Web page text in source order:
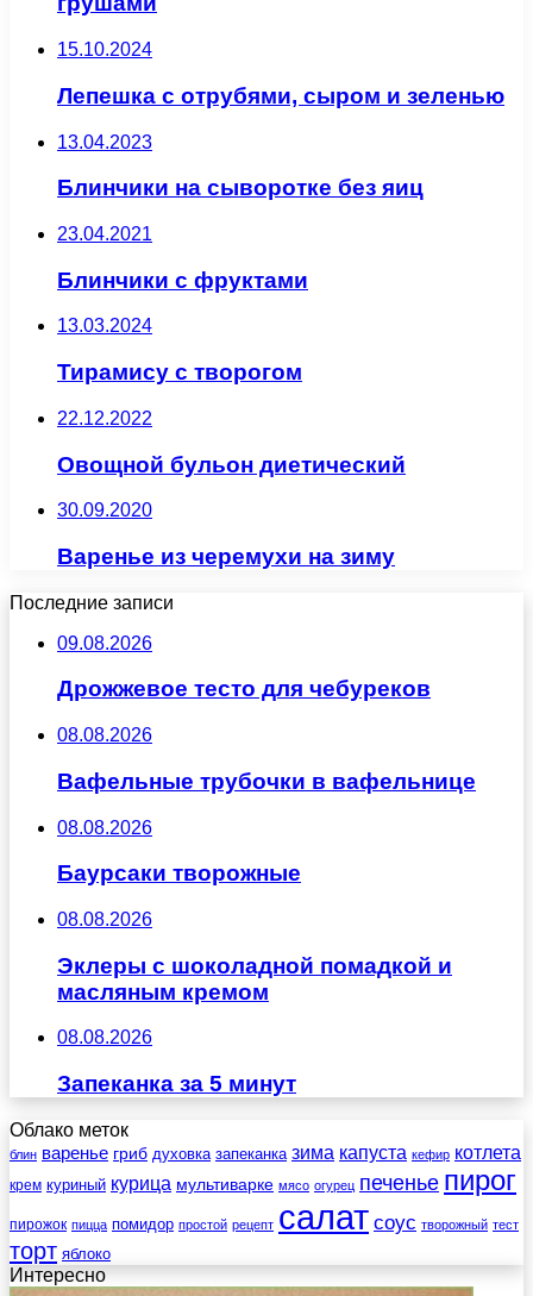
15.10.2024
Лепешка с отрубями, сыром и зеленью
13.04.2023
Блинчики на сыворотке без яиц
23.04.2021
Блинчики с фруктами
13.03.2024
Тирамису с творогом
22.12.2022
Овощной бульон диетический
30.09.2020
Варенье из черемухи на зиму
Последние записи
09.08.2026
Дрожжевое тесто для чебуреков
08.08.2026
Вафельные трубочки в вафельнице
08.08.2026
Баурсаки творожные
08.08.2026
Эклеры с шоколадной помадкой и
масляным кремом
08.08.2026
Запеканка за 5 минут
Облако меток
блин варенье гриб духовка запеканка зима капуста кефир котлета
крем куриный курица мультиварке мясо огурец печенье пирог
пирожок пицца помидор простой рецепт салат соус творожный тест
торт яблоко
Интересно